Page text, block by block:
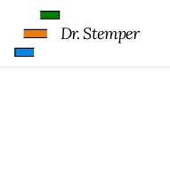
Dr. Stemper